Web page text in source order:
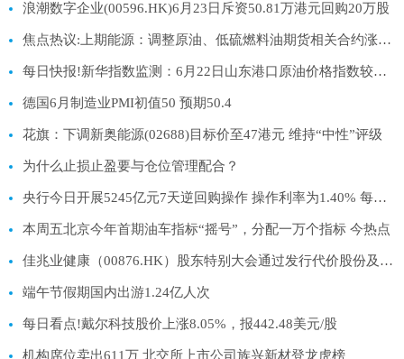
浪潮数字企业(00596.HK)6月23日斥资50.81万港元回购20万股
焦点热议:上期能源：调整原油、低硫燃料油期货相关合约涨跌停板幅度和交易保证金比例
每日快报!新华指数监测：6月22日山东港口原油价格指数较前一工作日下跌2.70%
德国6月制造业PMI初值50 预期50.4
花旗：下调新奥能源(02688)目标价至47港元 维持“中性”评级
为什么止损止盈要与仓位管理配合？
央行今日开展5245亿元7天逆回购操作 操作利率为1.40% 每日热讯
本周五北京今年首期油车指标“摇号”，分配一万个指标 今热点
佳兆业健康（00876.HK）股东特别大会通过发行代价股份及股份合并决议，赞成率达99.85% 资讯
端午节假期国内出游1.24亿人次
每日看点!戴尔科技股价上涨8.05%，报442.48美元/股
机构席位卖出611万 北交所上市公司族兴新材登龙虎榜